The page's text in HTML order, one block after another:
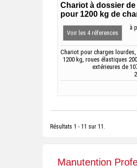
Chariot à dossier
pour 1200 kg de
Voir les 4 réferences
à
Chariot pour charges lourdes,
1200 kg, roues élastiques
extérieures de
Résultats 1 - 11 sur 11.
Manutention